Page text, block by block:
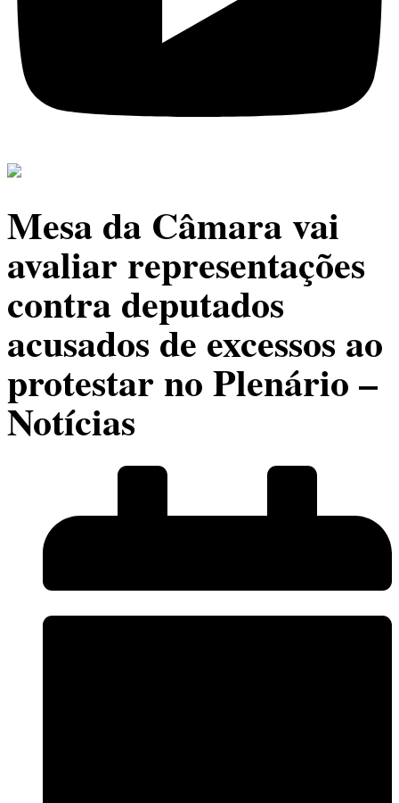
Mesa da Câmara vai
avaliar representações
contra deputados
acusados de excessos ao
protestar no Plenário –
Notícias